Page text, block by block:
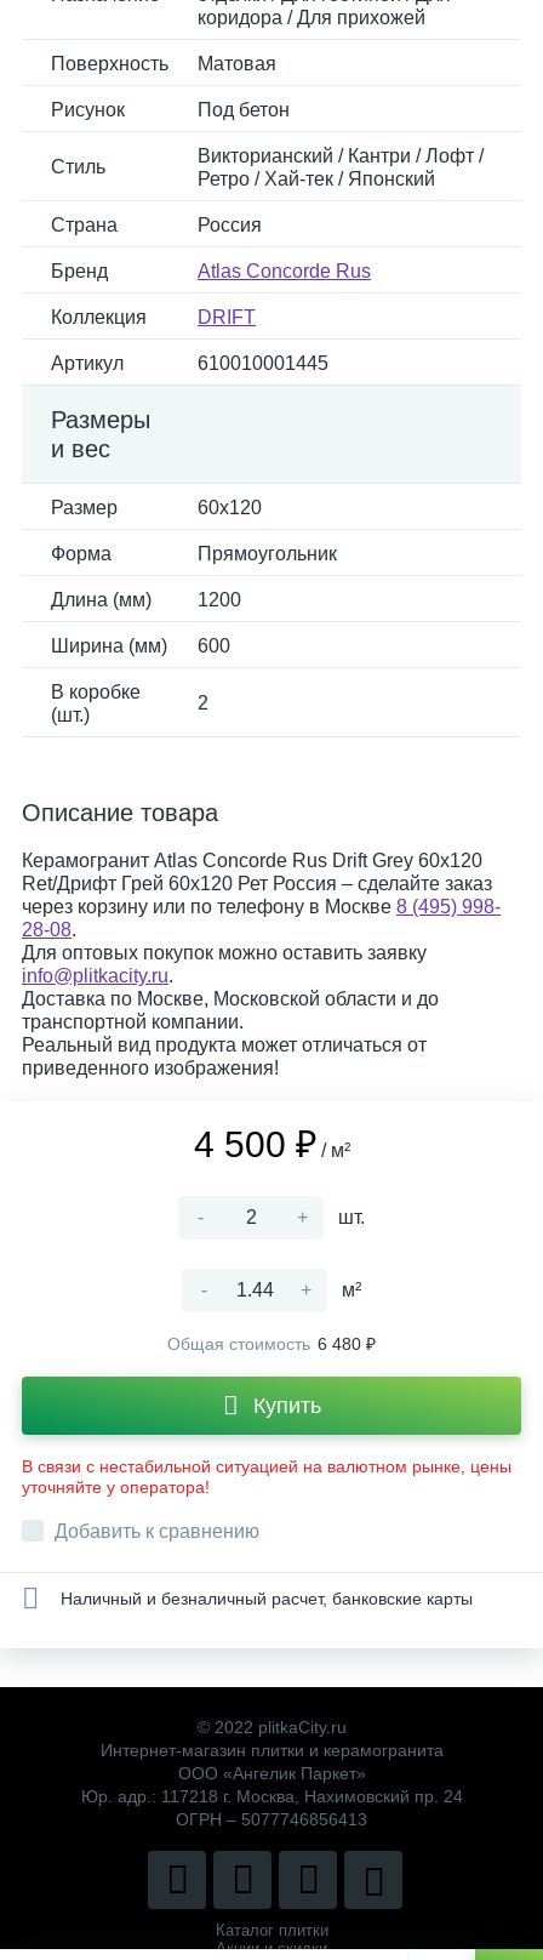
коридора / Для прихожей
Поверхность Матовая
Рисунок Под бетон
Стиль
Викторианский / Кантри / Лофт /
Ретро / Хай-тек / Японский
Страна Россия
Бренд Atlas Concorde Rus
Коллекция DRIFT
Артикул 610010001445
Размеры
и вес
Размер 60x120
Форма Прямоугольник
Длина (мм) 1200
Ширина (мм) 600
В коробке
(шт.)
2
Описание товара
Керамогранит Atlas Concorde Rus Drift Grey 60x120
Ret/Дрифт Грей 60x120 Рет Россия – сделайте заказ
через корзину или по телефону в Москве 8 (495) 998-
28-08.
Для оптовых покупок можно оставить заявку
info@plitkacity.ru.
Доставка по Москве, Московской области и до
транспортной компании.
Реальный вид продукта может отличаться от
приведенного изображения!
4 500 ₽ / м²
- + шт.
- + м²
Общая стоимость 6 480 ₽
Купить
В связи с нестабильной ситуацией на валютном рынке, цены
уточняйте у оператора!
Добавить к сравнению
Наличный и безналичный расчет, банковские карты
© 2022 plitkaCity.ru
Интернет-магазин плитки и керамогранита
ООО «Ангелик Паркет»
Юр. адр.: 117218 г. Москва, Нахимовский пр. 24
ОГРН – 5077746856413
Каталог плитки
Акции и скидки